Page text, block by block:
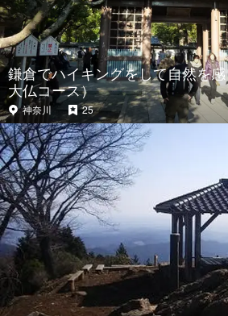
鎌倉でハイキングをして自然を
大仏コース）
神奈川 25